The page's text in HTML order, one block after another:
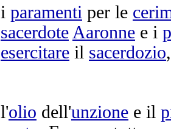
i paramenti per le
sacerdote Aaronne e i
esercitare il sacerdozio,
l'olio dell'unzione e il